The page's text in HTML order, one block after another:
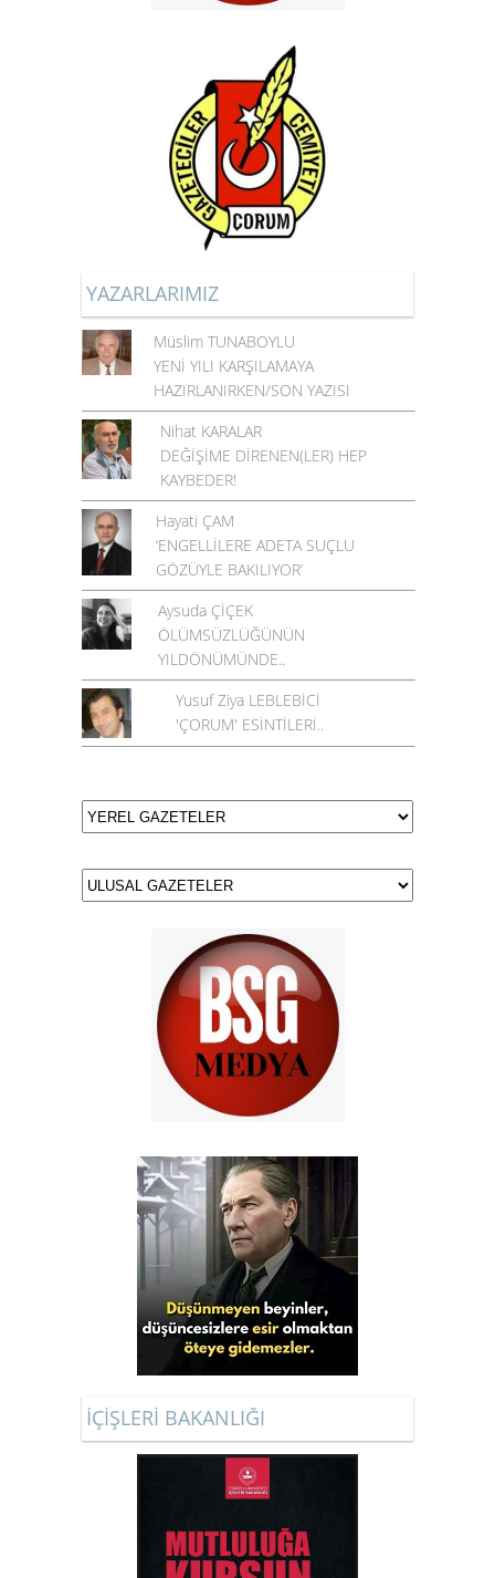
YAZARLARIMIZ
Müslim TUNABOYLU
YENİ YILI KARŞILAMAYA
HAZIRLANIRKEN/SON YAZISI
Nihat KARALAR
DEĞİŞİME DİRENEN(LER) HEP
KAYBEDER!
Hayati ÇAM
‘ENGELLİLERE ADETA SUÇLU
GÖZÜYLE BAKILIYOR’
Aysuda ÇİÇEK
ÖLÜMSÜZLÜĞÜNÜN
YILDÖNÜMÜNDE..
Yusuf Ziya LEBLEBİCİ
'ÇORUM' ESİNTİLERİ..
İÇİŞLERİ BAKANLIĞI